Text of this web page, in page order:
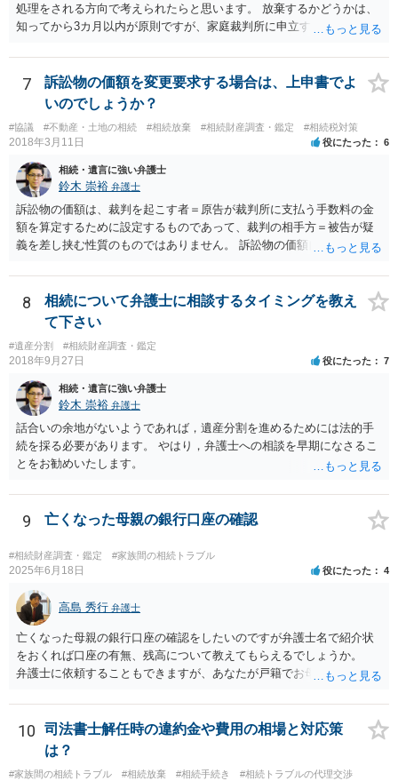
処理をされる方向で考えられたらと思います。 放棄するかどうかは、
知ってから3カ月以内が原則ですが、家庭裁判所に申立すれば3カ月の
放棄するかどうか決めることができます。 銀行やサラ金が数年も放置
することはありませんので、数年後に借金が発見される可能性はほぼ
ありません。 なお、私が扱った相続放棄を検討していた案件で、期間
伸長して調査したところ、サラ金に対する過払金など相当な財産が見
つかったため相続したという事例がありました。
7
訴訟物の価額を変更要求する場合は、上申書でよ
いのでしょうか？
#協議 #不動産・土地の相続 #相続放棄 #相続財産調査・鑑定 #相続税対策
2018年3月11日 役にたった 6
相続・遺言に強い弁護士
鈴木 崇裕 弁護士
訴訟物の価額は、裁判を起こす者＝原告が裁判所に支払う手数料の金
額を算定するために設定するものであって、裁判の相手方＝被告が疑
義を差し挟む性質のものではありません。 訴訟物の価額自体が裁判の
したとしても、変更されることはありません。
8
相続について弁護士に相談するタイミングを教え
て下さい
#遺産分割 #相続財産調査・鑑定
2018年9月27日 役にたった 7
相続・遺言に強い弁護士
鈴木 崇裕 弁護士
話合いの余地がないようであれば，遺産分割を進めるためには法的手
続を採る必要があります。 やはり，弁護士への相談を早期になさるこ
とをお勧めいたします。
9 亡くなった母親の銀行口座の確認
#相続財産調査・鑑定 #家族間の相続トラブル
2025年6月18日 役にたった 4
高島 秀行 弁護士
亡くなった母親の銀行口座の確認をしたいのですが弁護士名で紹介状
をおくれば口座の有無、残高について教えてもらえるでしょうか。
弁護士に依頼することもできますが、あなたが戸籍でお母さんの相続
高は教えてくれると思います。 自分ではよくわからないということ
であれば、弁護士に相談し依頼されたら良いと思います。
10
司法書士解任時の違約金や費用の相場と対応策
は？
#家族間の相続トラブル #相続放棄 #相続手続き
#相続トラブルの代理交渉